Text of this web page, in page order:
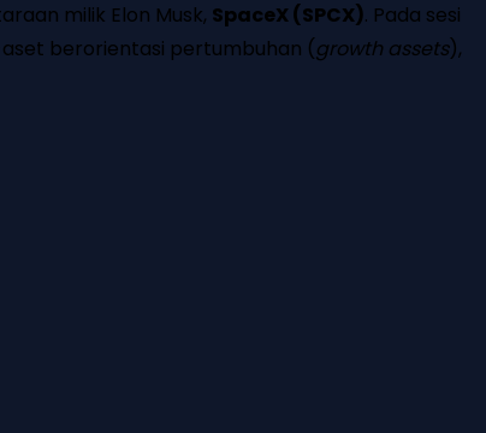
milik Elon Musk, SpaceX (SPCX). Pada sesi
berorientasi pertumbuhan (growth assets),